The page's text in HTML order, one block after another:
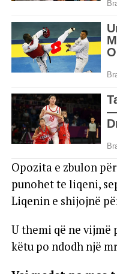
Opozita e zbulon
punohet te liqeni,
Liqenin e shijojnë
U themi që ne vijmë
këtu po ndodh një